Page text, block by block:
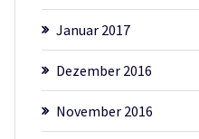
Januar 2017
Dezember 2016
November 2016